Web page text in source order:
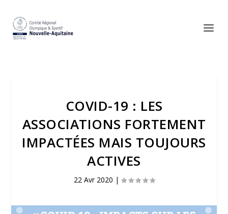
COVID-19 : LES
ASSOCIATIONS FORTEMENT
IMPACTÉES MAIS TOUJOURS
ACTIVES
22 Avr 2020 |